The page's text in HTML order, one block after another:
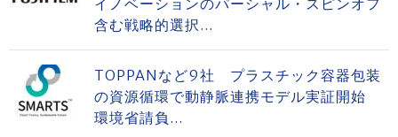
含む戦略的選択...
TOPPANなど9社 プラスチック容器包装
の資源循環で動静脈連携モデル実証開始
環境省請負...